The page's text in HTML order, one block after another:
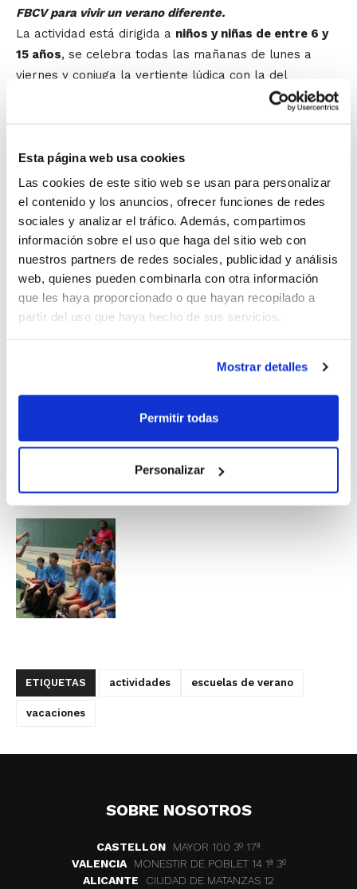
Esta página web usa cookies
Las cookies de este sitio web se usan para personalizar
el contenido y los anuncios, ofrecer funciones de redes
sociales y analizar el tráfico. Además, compartimos
información sobre el uso que haga del sitio web con
nuestros partners de redes sociales, publicidad y análisis
web, quienes pueden combinarla con otra información
que les haya proporcionado o que hayan recopilado a
partir del uso que haya hecho de sus servicios.
Mostrar detalles
Permitir todas
Personalizar
FBCV para vivir un verano diferente.
La actividad está dirigida a niños y niñas de entre 6 y
15 años, se celebra todas las mañanas de lunes a
viernes y conjuga la vertiente lúdica con la del
aprendizaje, a través de talleres y juegos que
fomentan las capacidades de los jóvenes. Y para
piscina para hacer frente al calor.
Este miércoles, los participantes en las Escuelas de
Verano FBCV 2012 recibieron la visita de la ONG
Movimiento Contra la Intolerancia (MCI), que compartió
con ellos divertidos momentos vinculados a los valores
que promueve el deporte, relacionados sobre todo con
la solidaridad y la tolerancia.
Telf. 96 346 50 01) sobre la
ETIQUETAS actividades escuelas de verano
vacaciones
SOBRE NOSOTROS
CASTELLON
MAYOR 100 3º 17ª
VALENCIA
MONESTIR DE POBLET 14 1ª 3º
ALICANTE
CIUDAD DE MATANZAS 12